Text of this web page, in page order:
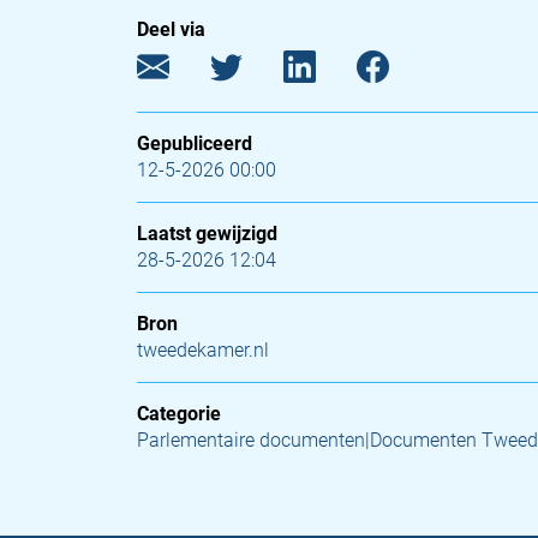
Deel via
Gepubliceerd
12-5-2026 00:00
Laatst gewijzigd
28-5-2026 12:04
Bron
tweedekamer.nl
Categorie
Parlementaire documenten|Documenten